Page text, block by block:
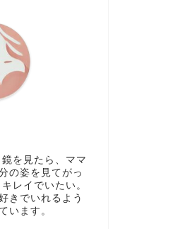
を見たら、ママ
の姿を見てがっ
レイでいたい。
きでいれるよう
います。